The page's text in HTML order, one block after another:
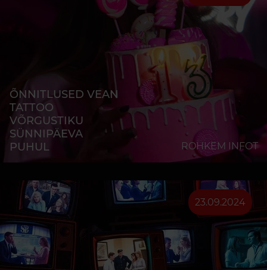
ÕNNITLUSED VEAN
TATTOO
VÕRGUSTIKU
SÜNNIPÄEVA
PUHUL
ROHKEM INFOT
23.09.2024